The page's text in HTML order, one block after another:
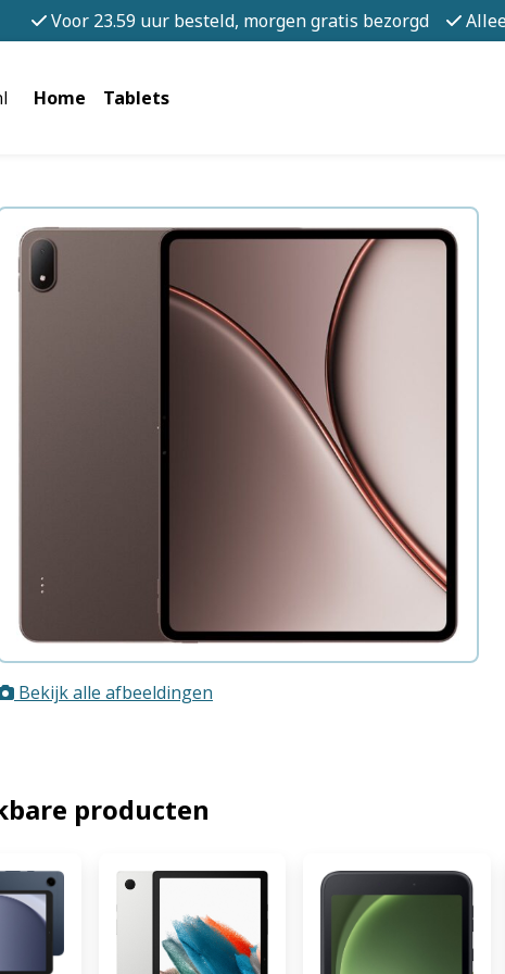
Voor 23.59 uur besteld, morgen gratis bezorgd
Home Tablets
Bekijk alle afbeeldingen
producten